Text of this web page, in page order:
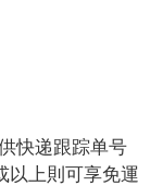
快递跟踪单号
以上則可享免運